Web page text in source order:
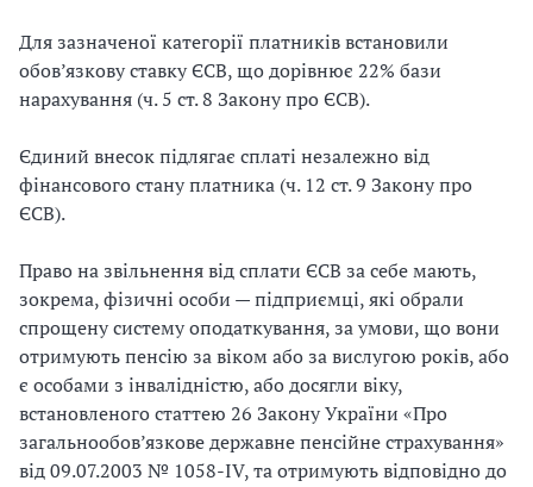
Для зазначеної категорії платників встановили
обов’язкову ставку ЄСВ, що дорівнює 22% бази
нарахування (ч. 5 ст. 8 Закону про ЄСВ).
Єдиний внесок підлягає сплаті незалежно від
фінансового стану платника (ч. 12 ст. 9 Закону про
ЄСВ).
Право на звільнення від сплати ЄСВ за себе мають,
зокрема, фізичні особи — підприємці, які обрали
спрощену систему оподаткування, за умови, що вони
отримують пенсію за віком або за вислугою років, або
є особами з інвалідністю, або досягли віку,
встановленого статтею 26 Закону України «Про
загальнообов’язкове державне пенсійне страхування»
від 09.07.2003 № 1058-IV, та отримують відповідно до